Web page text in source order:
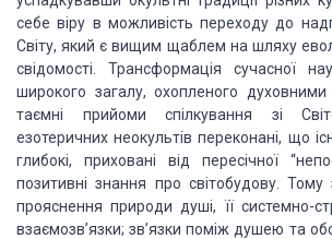
себе віру в можливість переходу до
Світу, який є вищим щаблем на шляху
свідомості. Трансформація сучасної
широкого загалу, охопленого духовними
таємні прийоми спілкування зі
езотеричних неокультів переконані, що
глибокі, приховані від пересічної
позитивні знання про світобудову.
прояснення природи душі, її системно-
взаємозв’язки; зв’язки поміж душею та